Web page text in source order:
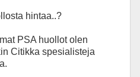
hintaa..?
PSA huollot olen
Citikka spesialisteja